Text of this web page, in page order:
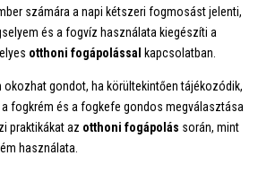
számára a napi kétszeri fogmosást jelenti,
és a fogvíz használata kiegészíti a
otthoni fogápolással kapcsolatban.
gondot, ha körültekintően tájékozódik,
fogkrém és a fogkefe gondos megválasztása
praktikákat az otthoni fogápolás során, mint
használata.